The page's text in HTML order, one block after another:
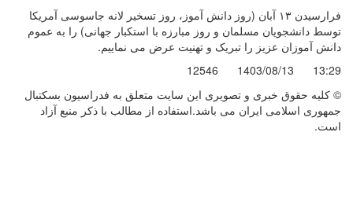
فرارسیدن ۱۳ آبان (روز دانش آموز، روز تسخیر لانه جاسوسی آمریکا
توسط دانشجویان مسلمان و روز مبارزه با استکبار جهانی) را به عموم
دانش آموزان عزیز را تبریک و تهنیت عرض می نماییم.
13:29
1403/08/13
12546
© کليه حقوق خبری و تصويری اين سايت متعلق به فدراسیون بسکتبال
جمهوری اسلامی ایران می باشد.استفاده از مطالب با ذكر منبع آزاد
است.